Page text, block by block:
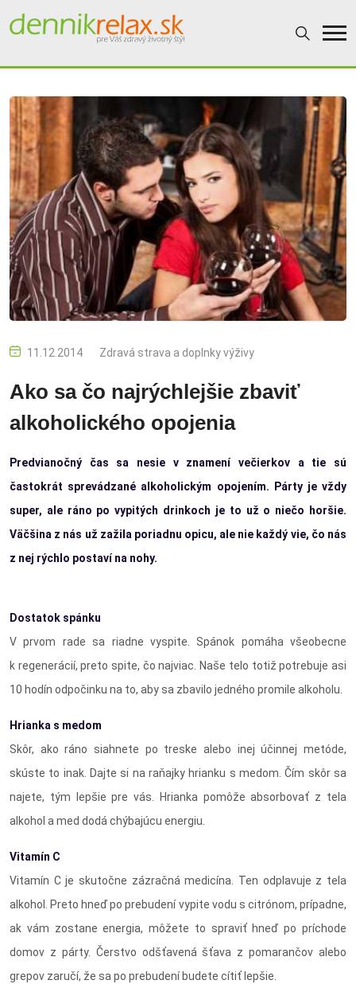
11.12.2014 Zdravá strava a doplnky výživy
Ako sa čo najrýchlejšie zbaviť
alkoholického opojenia
Predvianočný čas sa nesie v znamení večierkov a tie sú
častokrát sprevádzané alkoholickým opojením. Párty je vždy
super, ale ráno po vypitých drinkoch je to už o niečo horšie.
Väčšina z nás už zažila poriadnu opicu, ale nie každý vie, čo nás
z nej rýchlo postaví na nohy.
Dostatok spánku
V prvom rade sa riadne vyspite. Spánok pomáha všeobecne
k regenerácií, preto spite, čo najviac. Naše telo totiž potrebuje asi
10 hodín odpočinku na to, aby sa zbavilo jedného promile alkoholu.
Hrianka s medom
Skôr, ako ráno siahnete po treske alebo inej účinnej metóde,
skúste to inak. Dajte si na raňajky hrianku s medom. Čím skôr sa
najete, tým lepšie pre vás. Hrianka pomôže absorbovať z tela
alkohol a med dodá chýbajúcu energiu.
Vitamín C
Vitamín C je skutočne zázračná medicína. Ten odplavuje z tela
alkohol. Preto hneď po prebudení vypite vodu s citrónom, prípadne,
ak vám zostane energia, môžete to spraviť hneď po príchode
domov z párty. Čerstvo odšťavená šťava z pomarančov alebo
grepov zaručí, že sa po prebudení budete cítiť lepšie.